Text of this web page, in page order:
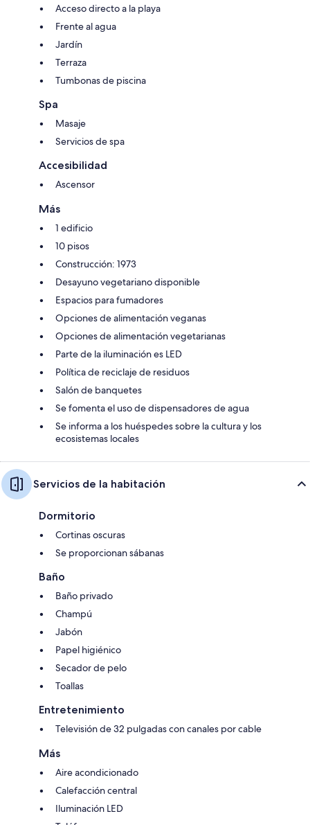
Acceso directo a la playa
Frente al agua
Jardín
Terraza
Tumbonas de piscina
Spa
Masaje
Servicios de spa
Accesibilidad
Ascensor
Más
1 edificio
10 pisos
Construcción: 1973
Desayuno vegetariano disponible
Espacios para fumadores
Opciones de alimentación veganas
Opciones de alimentación vegetarianas
Parte de la iluminación es LED
Política de reciclaje de residuos
Salón de banquetes
Se fomenta el uso de dispensadores de agua
Se informa a los huéspedes sobre la cultura y los
ecosistemas locales
Servicios de la habitación
Dormitorio
Cortinas oscuras
Se proporcionan sábanas
Baño
Baño privado
Champú
Jabón
Papel higiénico
Secador de pelo
Toallas
Entretenimiento
Televisión de 32 pulgadas con canales por cable
Más
Aire acondicionado
Calefacción central
Iluminación LED